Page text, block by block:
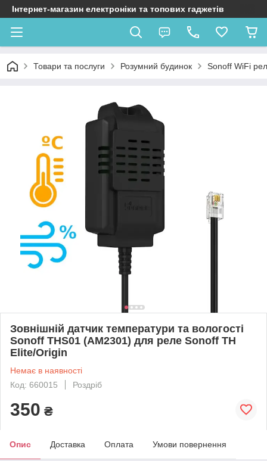
Інтернет-магазин електроніки та топових гаджетів
Товари та послуги Розумний будинок Sonoff WiFi
Зовнішній датчик температури та вологості
Sonoff THS01 (AM2301) для реле Sonoff TH
Elite/Origin
Немає в наявності
Код: 660015
Роздріб
350 ₴
Опис Доставка Оплата Умови повернення